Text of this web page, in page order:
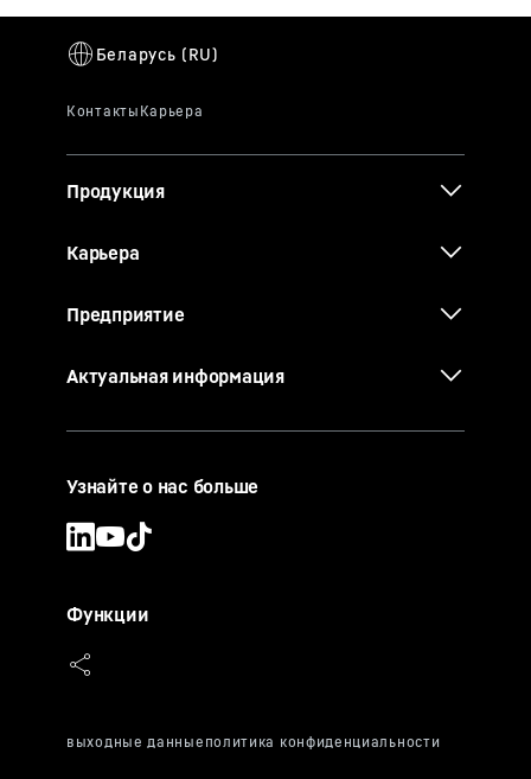
Продукция
Карьера
Предприятие
Актуальная информация
Узнайте о нас больше
Функции